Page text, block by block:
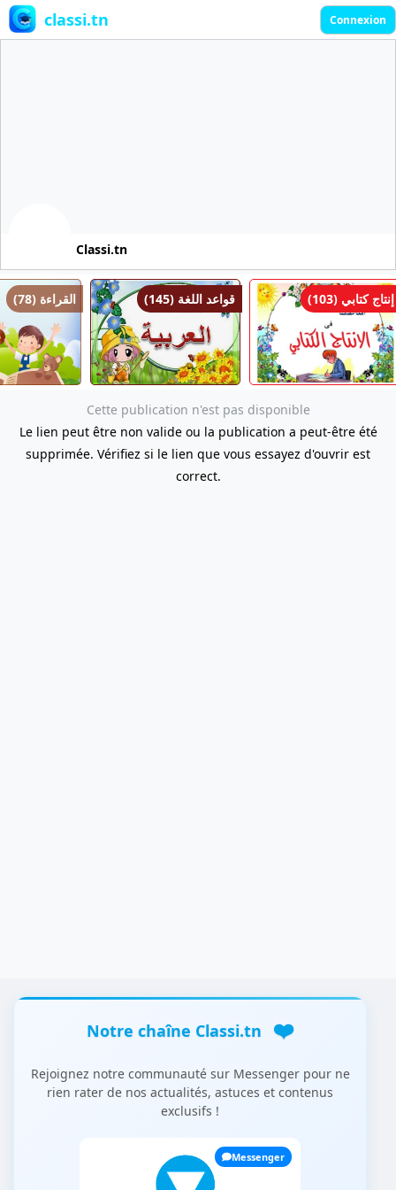
classi.tn Connexion
Classi.tn
القراءة (78) قواعد اللغة (145) إنتاج كتابي (103)
Cette publication n'est pas disponible
Le lien peut être non valide ou la publication a peut-être été
supprimée. Vérifiez si le lien que vous essayez d'ouvrir est
correct.
Notre chaîne Classi.tn ❤️
Rejoignez notre communauté sur Messenger pour ne
rien rater de nos actualités, astuces et contenus
exclusifs !
Messenger